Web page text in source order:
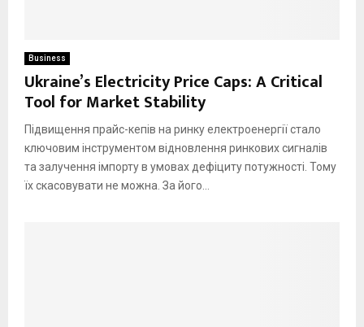
Business
Ukraine’s Electricity Price Caps: A Critical
Tool for Market Stability
Підвищення прайс-кепів на ринку електроенергії стало
ключовим інструментом відновлення ринкових сигналів
та залучення імпорту в умовах дефіциту потужності. Тому
їх скасовувати не можна. За його...